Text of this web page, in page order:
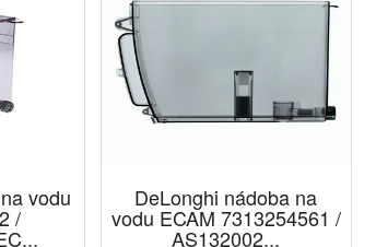
vodu
/
DeLonghi nádoba na
vodu ECAM 7313254561 /
AS132002...